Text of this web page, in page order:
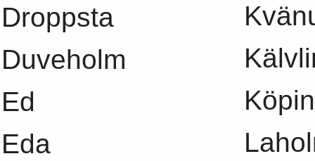
Droppsta
Duveholm
Ed
Eda